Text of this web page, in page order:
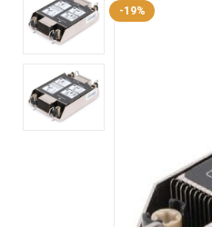
-19%